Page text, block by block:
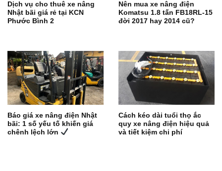
Dịch vụ cho thuê xe nâng
Nhật bãi giá rẻ tại KCN
Phước Bình 2
Nên mua xe nâng điện
Komatsu 1.8 tấn FB18RL-15
đời 2017 hay 2014 cũ?
Báo giá xe nâng điện Nhật
bãi: 1 số yếu tố khiến giá
chênh lệch lớn
Cách kéo dài tuổi thọ ắc
quy xe nâng điện hiệu quả
và tiết kiệm chi phí